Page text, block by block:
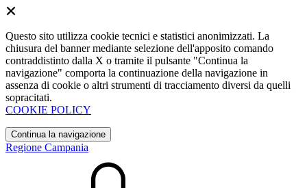
Questo sito utilizza cookie tecnici e statistici anonimizzati. La
chiusura del banner mediante selezione dell'apposito comando
contraddistinto dalla X o tramite il pulsante "Continua la
navigazione" comporta la continuazione della navigazione in
assenza di cookie o altri strumenti di tracciamento diversi da quelli
sopracitati.
COOKIE POLICY
Continua la navigazione
Regione Campania